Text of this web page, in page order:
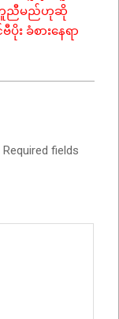
ကူညီမည်ဟုဆို
ခံစားနေရာ
Required fields